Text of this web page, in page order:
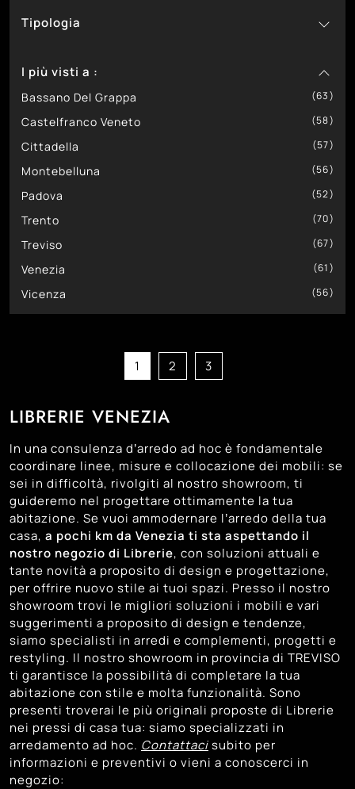
In Materico 1
In Metallo 14
In Vetro 1
Design 6
Tipologia
Componibili 29
Divisorie 21
Sospese 19
I più visti a :
Bassano Del Grappa 63
Castelfranco Veneto 58
Cittadella 57
Montebelluna 56
Padova 52
Trento 70
Treviso 67
Venezia 61
Vicenza 56
1 2 3
LIBRERIE VENEZIA
In una consulenza d’arredo ad hoc è fondamentale
coordinare linee, misure e collocazione dei mobili: se
sei in difficoltà, rivolgiti al nostro showroom, ti
guideremo nel progettare ottimamente la tua
abitazione. Se vuoi ammodernare l’arredo della tua
casa, a pochi km da Venezia ti sta aspettando il
nostro negozio di Librerie, con soluzioni attuali e
tante novità a proposito di design e progettazione,
per offrire nuovo stile ai tuoi spazi. Presso il nostro
showroom trovi le migliori soluzioni i mobili e vari
suggerimenti a proposito di design e tendenze,
siamo specialisti in arredi e complementi, progetti e
restyling. Il nostro showroom in provincia di TREVISO
ti garantisce la possibilità di completare la tua
abitazione con stile e molta funzionalità. Sono
presenti troverai le più originali proposte di Librerie
nei pressi di casa tua: siamo specializzati in
arredamento ad hoc. Contattacisubito per
informazioni e preventivi o vieni a conoscerci in
negozio: